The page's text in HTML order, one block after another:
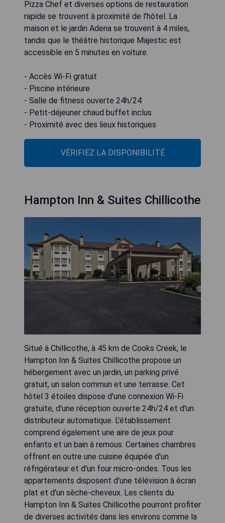
Pizza Chef et diverses options de restauration
rapide se trouvent à proximité de l'hôtel. La
maison et le jardin Adena se trouvent à 4 miles,
tandis que le théâtre historique Majestic est
accessible en 5 minutes en voiture.
- Accès Wi-Fi gratuit
- Piscine intérieure
- Salle de fitness ouverte 24h/24
- Petit-déjeuner chaud buffet inclus
- Proximité avec des lieux historiques
VÉRIFIEZ LA DISPONIBILITÉ
Hampton Inn & Suites Chillicothe
Situé à Chillicothe, à 45 km de Cooks Creek, le
Hampton Inn & Suites Chillicothe propose un
hébergement avec un jardin, un parking privé
gratuit, un salon commun et une terrasse. Cet
hôtel 3 étoiles dispose d'une connexion Wi-Fi
gratuite, d'une réception ouverte 24h/24 et d'un
distributeur automatique. L'établissement
comprend également une aire de jeux pour
enfants et un bain à remous. Certaines chambres
offrent en outre une cuisine équipée d'un
réfrigérateur et d'un four micro-ondes. Tous les
appartements disposent d'une télévision à écran
plat et d'un sèche-cheveux. Les clients du
Hampton Inn & Suites Chillicothe pourront profiter
de diverses activités dans les environs comme la